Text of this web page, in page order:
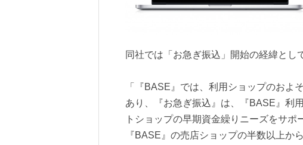
同社では「お急ぎ振込」開始の経緯とし
「『BASE』では、利用ショップのおよ
あり、『お急ぎ振込』は、『BASE』利
トショップの早期資金繰りニーズをサ
『BASE』の売店ショップの半数以上か